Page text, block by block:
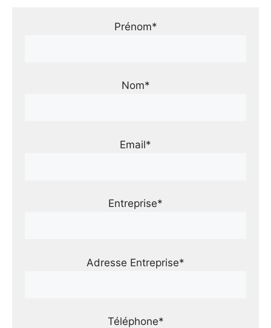
Prénom*
Nom*
Email*
Entreprise*
Adresse Entreprise*
Téléphone*